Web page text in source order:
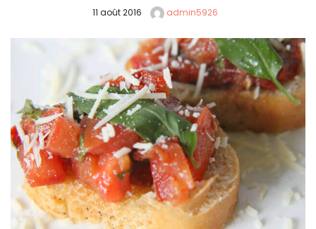
11 août 2016 admin5926